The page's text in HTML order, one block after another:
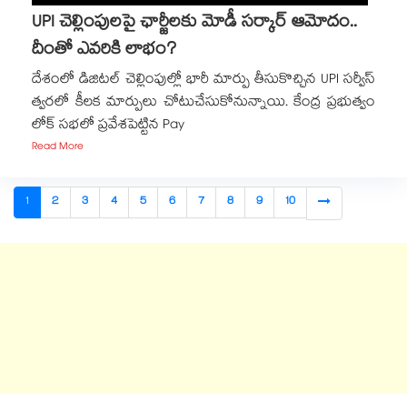
UPI చెల్లింపులపై ఛార్జీలకు మోడీ సర్కార్ ఆమోదం..
దీంతో ఎవరికి లాభం?
దేశంలో డిజిటల్ చెల్లింపుల్లో భారీ మార్పు తీసుకొచ్చిన UPI సర్వీస్
త్వరలో కీలక మార్పులు చోటుచేసుకోనున్నాయి. కేంద్ర ప్రభుత్వం
లోక్ సభలో ప్రవేశపెట్టిన Pay
Read More
1 2 3 4 5 6 7 8 9 10